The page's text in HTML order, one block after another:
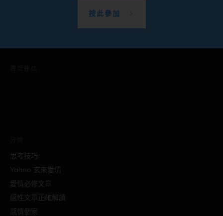
按此參加
思考技巧
Yahoo 玄來愛情
愛情必修文章
感性文章正確解讀
感情個案